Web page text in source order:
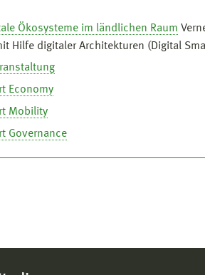
Ökosysteme im ländlichen Raum
Hilfe digitaler Architekturen (Digital
Economy
Mobility
Governance